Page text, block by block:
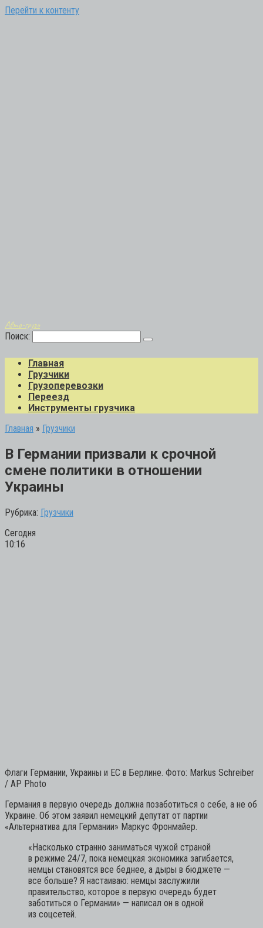
Перейти к контенту
Авто-грузо
Поиск:
Главная
Грузчики
Грузоперевозки
Переезд
Инструменты грузчика
Главная » Грузчики
В Германии призвали к срочной
смене политики в отношении
Украины
Рубрика: Грузчики
Сегодня
10:16
Флаги Германии, Украины и ЕС в Берлине. Фото: Markus Schreiber
/ AP Photo
Германия в первую очередь должна позаботиться о себе, а не об
Украине. Об этом заявил немецкий депутат от партии
«Альтернатива для Германии» Маркус Фронмайер.
«Насколько странно заниматься чужой страной
в режиме 24/7, пока немецкая экономика загибается,
немцы становятся все беднее, а дыры в бюджете —
все больше? Я настаиваю: немцы заслужили
правительство, которое в первую очередь будет
заботиться о Германии» — написал он в одной
из соцсетей.